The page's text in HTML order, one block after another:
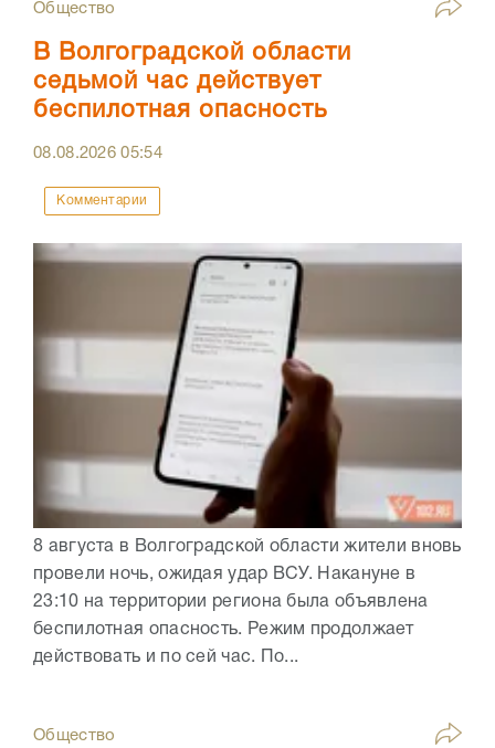
Общество
В Волгоградской области
седьмой час действует
беспилотная опасность
08.08.202605:54
Комментарии
8 августа в Волгоградской области жители вновь
провели ночь, ожидая удар ВСУ. Накануне в
23:10 на территории региона была объявлена
беспилотная опасность. Режим продолжает
действовать и по сей час. По...
Общество